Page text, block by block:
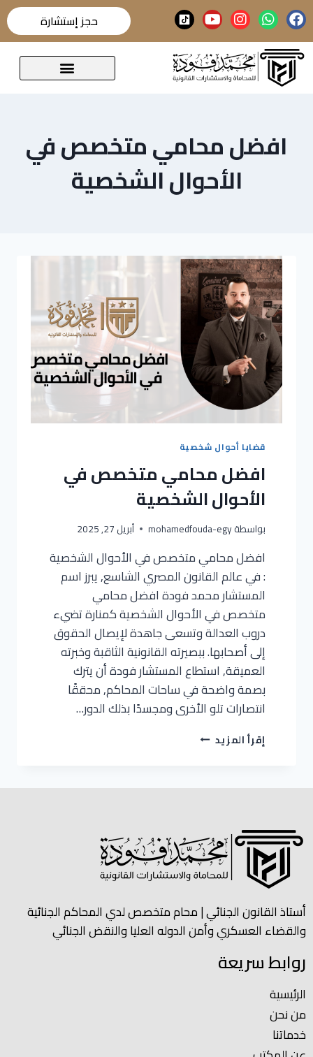
حجز إستشارة
افضل محامي متخصص في
الأحوال الشخصية
قضايا أحوال شخصية
افضل محامي متخصص في
الأحوال الشخصية
بواسطةmohamedfouda-egy أبريل 27, 2025
افضل محامي متخصص في الأحوال الشخصية
: في عالم القانون المصري الشاسع, يبرز اسم
المستشار محمد فودة افضل محامي
متخصص في الأحوال الشخصية كمنارة تضيء
دروب العدالة وتسعى جاهدة لإيصال الحقوق
إلى أصحابها. ببصيرته القانونية الثاقبة وخبرته
العميقة, استطاع المستشار فودة أن يترك
بصمة واضحة في ساحات المحاكم, محققًا
انتصارات تلو الأخرى ومجسدًا بذلك الدور…
إقرأ المزيد
أستاذ القانون الجنائي | محام متخصص لدي المحاكم الجنائية
والقضاء العسكري وأمن الدوله العليا والنقض الجنائي
روابط سريعة
الرئيسية
من نحن
خدماتنا